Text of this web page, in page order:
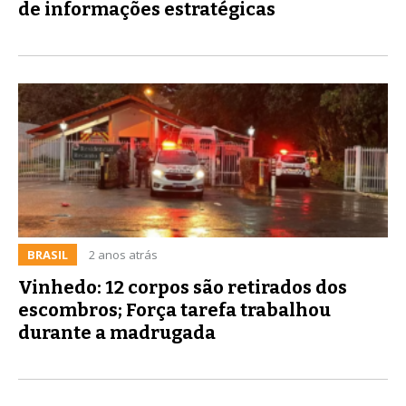
de informações estratégicas
BRASIL 2 anos atrás
Vinhedo: 12 corpos são retirados dos
escombros; Força tarefa trabalhou
durante a madrugada